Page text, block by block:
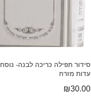
סידור תפילה כריכה לבנה- נוסח
עדות מזרח
₪30.00